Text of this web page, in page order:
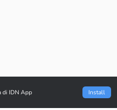
di IDN App Install